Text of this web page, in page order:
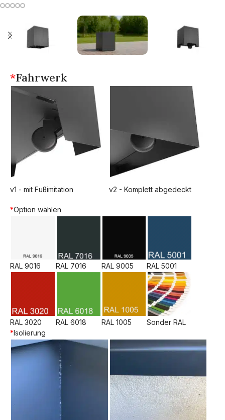
*Fahrwerk
v1 - mit Fußimitation v2 - Komplett abgedeckt
*Option wählen
RAL 9016 RAL 7016 RAL 9005 RAL 5001
RAL 3020 RAL 6018 RAL 1005
Sonder RAL
*Isolierung